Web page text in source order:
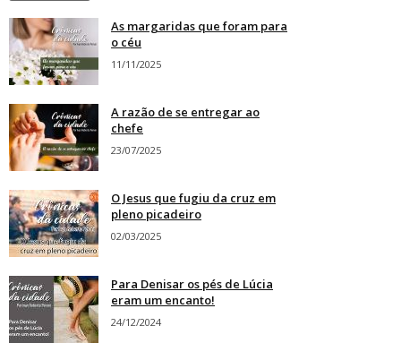
As margaridas que foram para
o céu
11/11/2025
A razão de se entregar ao
chefe
23/07/2025
O Jesus que fugiu da cruz em
pleno picadeiro
02/03/2025
Para Denisar os pés de Lúcia
eram um encanto!
24/12/2024